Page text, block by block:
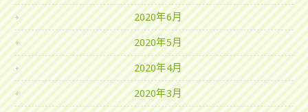
2020年6月
2020年5月
2020年4月
2020年3月